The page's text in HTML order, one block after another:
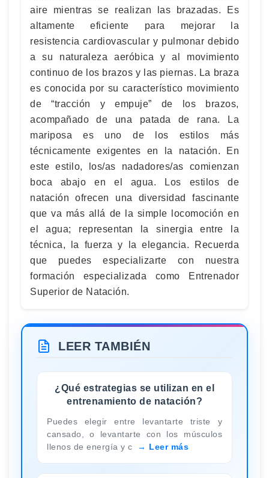
aire mientras se realizan las brazadas. Es
altamente eficiente para mejorar la
resistencia cardiovascular y pulmonar debido
a su naturaleza aeróbica y al movimiento
continuo de los brazos y las piernas. La braza
es conocida por su característico movimiento
de “tracción y empuje” de los brazos,
acompañado de una patada de rana. La
mariposa es uno de los estilos más
técnicamente exigentes en la natación. En
este estilo, los/as nadadores/as comienzan
boca abajo en el agua. Los estilos de
natación ofrecen una diversidad fascinante
que va más allá de la simple locomoción en
el agua; representan la sinergia entre la
técnica, la fuerza y la elegancia. Recuerda
que puedes especializarte con nuestra
formación especializada como Entrenador
Superior de Natación.
LEER TAMBIÉN
¿Qué estrategias se utilizan en el
entrenamiento de natación?
Puedes elegir entre levantarte triste y
cansado, o levantarte con los músculos
llenos de energía y c
Leer más